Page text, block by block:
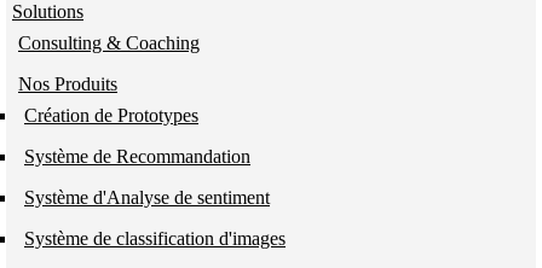
Solutions
Consulting & Coaching
Nos Produits
Création de Prototypes
Système de Recommandation
Système d'Analyse de sentiment
Système de classification d'images